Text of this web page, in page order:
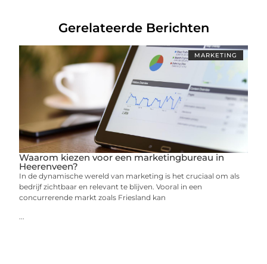
Gerelateerde Berichten
MARKETING
Waarom kiezen voor een marketingbureau in
Heerenveen?
In de dynamische wereld van marketing is het cruciaal om als
bedrijf zichtbaar en relevant te blijven. Vooral in een
concurrerende markt zoals Friesland kan